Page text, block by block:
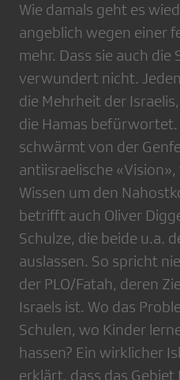
Wie damals geht es
angeblich wegen einer
mehr. Dass sie auch
verwundert nicht.
die Mehrheit der
die Hamas befürwortet.
schwärmt von der
antiisraelische
Wissen um den
betrifft auch Oliver
Schulze, die beide u.a.
auslassen. So spricht
der PLO/Fatah, deren
Israels ist. Wo das
Schulen, wo Kinder
hassen? Ein wirklicher
erklärt, dass das Gebiet